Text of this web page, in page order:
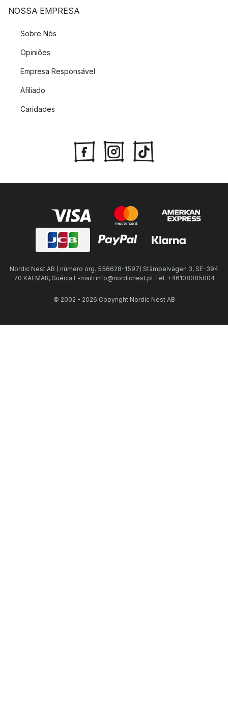
NOSSA EMPRESA
Sobre Nós
Opiniões
Empresa Responsável
Afiliado
Caridades
Nordic Nest AB ( número org. 556628-1597) Stämpelvägen 3, SE-394
70 KALMAR, Suécia E-mail: info@nordicnest.pt Tel. +46108085004
© 2002 - 2026 Copyright Nordic Nest AB